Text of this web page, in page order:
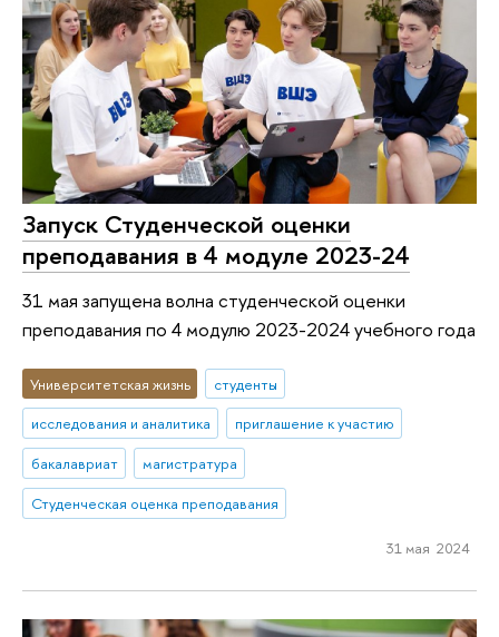
Запуск Студенческой оценки
преподавания в 4 модуле 2023-24
31 мая запущена волна студенческой оценки
преподавания по 4 модулю 2023-2024 учебного года
Университетская жизнь
студенты
исследования и аналитика
приглашение к участию
бакалавриат
магистратура
Студенческая оценка преподавания
31 мая 2024